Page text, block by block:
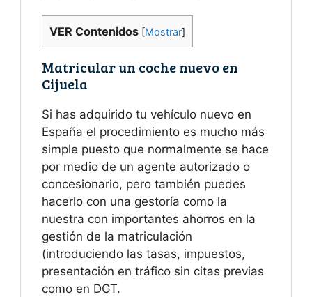
VER Contenidos [Mostrar]
Matricular un coche nuevo en
Cijuela
Si has adquirido tu vehículo nuevo en
España el procedimiento es mucho más
simple puesto que normalmente se hace
por medio de un agente autorizado o
concesionario, pero también puedes
hacerlo con una gestoría como la
nuestra con importantes ahorros en la
gestión de la matriculación
(introduciendo las tasas, impuestos,
presentación en tráfico sin citas previas
como en DGT.